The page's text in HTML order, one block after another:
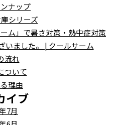
ナップ
シリーズ
ム」で暑さ対策・熱中症対策
いました。 | クールサーム
流れ
ついて
理由
イブ
7月